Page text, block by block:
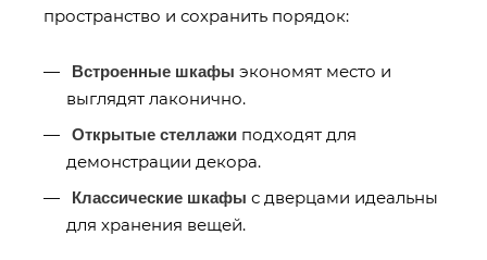
пространство и сохранить порядок:
Встроенные шкафы экономят место и
выглядят лаконично.
Открытые стеллажи подходят для
демонстрации декора.
Классические шкафы с дверцами идеальны
для хранения вещей.